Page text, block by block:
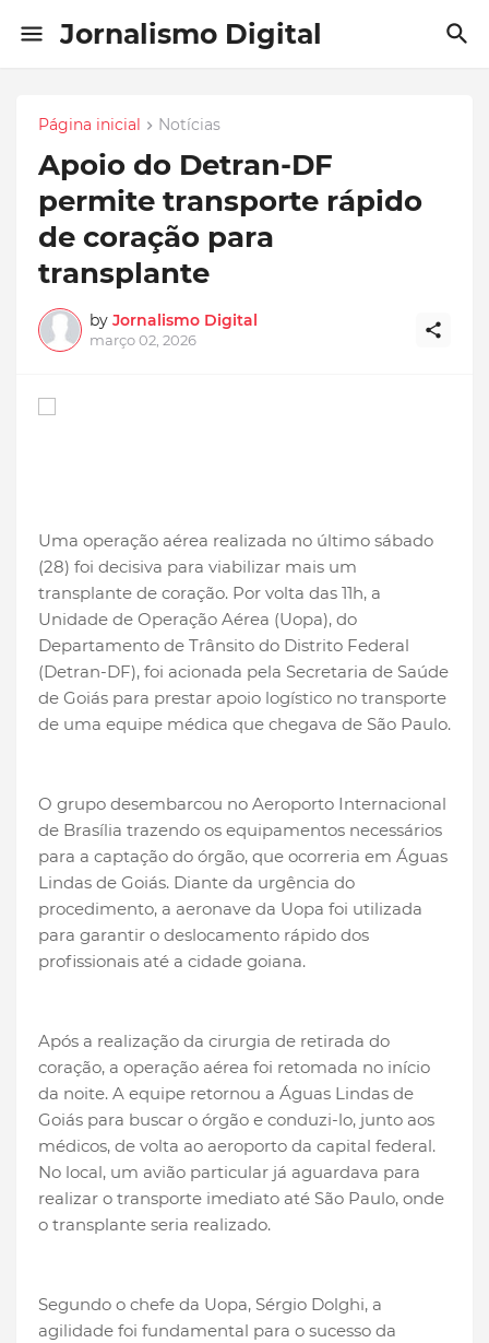
Jornalismo Digital
Página inicial Notícias
Apoio do Detran-DF
permite transporte rápido
de coração para
transplante
by Jornalismo Digital
março 02, 2026
Uma operação aérea realizada no último sábado
(28) foi decisiva para viabilizar mais um
transplante de coração. Por volta das 11h, a
Unidade de Operação Aérea (Uopa), do
Departamento de Trânsito do Distrito Federal
(Detran-DF), foi acionada pela Secretaria de Saúde
de Goiás para prestar apoio logístico no transporte
de uma equipe médica que chegava de São Paulo.
O grupo desembarcou no Aeroporto Internacional
de Brasília trazendo os equipamentos necessários
para a captação do órgão, que ocorreria em Águas
Lindas de Goiás. Diante da urgência do
procedimento, a aeronave da Uopa foi utilizada
para garantir o deslocamento rápido dos
profissionais até a cidade goiana.
Após a realização da cirurgia de retirada do
coração, a operação aérea foi retomada no início
da noite. A equipe retornou a Águas Lindas de
Goiás para buscar o órgão e conduzi-lo, junto aos
médicos, de volta ao aeroporto da capital federal.
No local, um avião particular já aguardava para
realizar o transporte imediato até São Paulo, onde
o transplante seria realizado.
Segundo o chefe da Uopa, Sérgio Dolghi, a
agilidade foi fundamental para o sucesso da